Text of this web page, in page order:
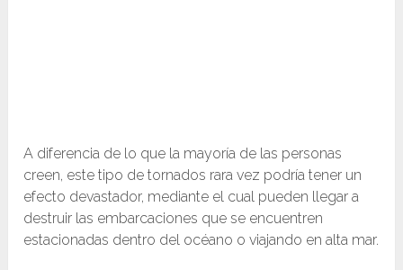
A diferencia de lo que la mayoría de las personas
creen, este tipo de tornados rara vez podría tener un
efecto devastador, mediante el cual pueden llegar a
destruir las embarcaciones que se encuentren
estacionadas dentro del océano o viajando en alta mar.